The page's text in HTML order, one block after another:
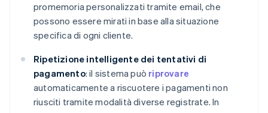
promemoria personalizzati tramite email, che
possono essere mirati in base alla situazione
specifica di ogni cliente.
Ripetizione intelligente dei tentativi di
pagamento: il sistema può riprovare
automaticamente a riscuotere i pagamenti non
riusciti tramite modalità diverse registrate. In